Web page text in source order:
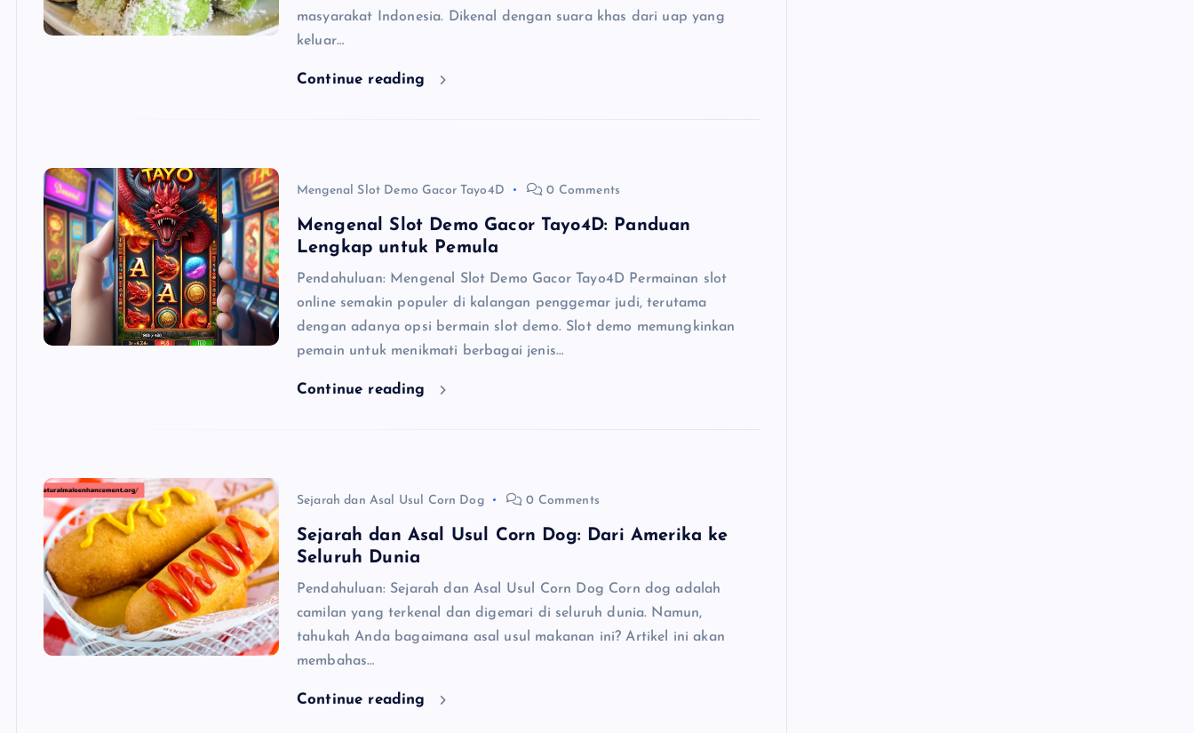
masyarakat Indonesia. Dikenal dengan suara khas dari uap yang
keluar…
Continue reading
Mengenal Slot Demo Gacor Tayo4D 0 Comments
Mengenal Slot Demo Gacor Tayo4D: Panduan
Lengkap untuk Pemula
Pendahuluan: Mengenal Slot Demo Gacor Tayo4D Permainan slot
online semakin populer di kalangan penggemar judi, terutama
dengan adanya opsi bermain slot demo. Slot demo memungkinkan
pemain untuk menikmati berbagai jenis…
Continue reading
Sejarah dan Asal Usul Corn Dog 0 Comments
Sejarah dan Asal Usul Corn Dog: Dari Amerika ke
Seluruh Dunia
Pendahuluan: Sejarah dan Asal Usul Corn Dog Corn dog adalah
camilan yang terkenal dan digemari di seluruh dunia. Namun,
tahukah Anda bagaimana asal usul makanan ini? Artikel ini akan
membahas…
Continue reading